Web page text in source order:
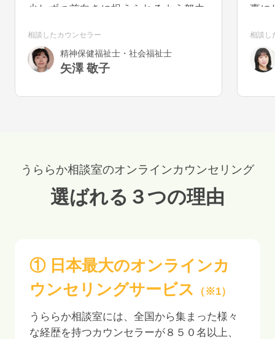
少しずつ前向きに捉えられるよう努力
あれば、再度お話を聞いていただける
と幸いです。
相談したカウンセラー
精神保健福祉士・社会福祉士
矢澤 敬子
事に
を切
気
う
相談し
うららか相談室のオンラインカウンセリング
選ばれる３つの理由
① 日本最大のオンラインカ
ウンセリングサービス
（※1）
うららか相談室には、全国から集まった様々
な経歴を持つカウンセラーが８５０ 名以上、